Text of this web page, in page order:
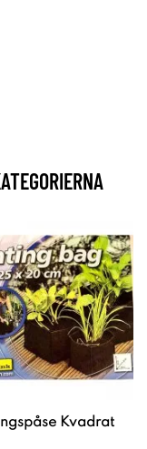
Kvadrat